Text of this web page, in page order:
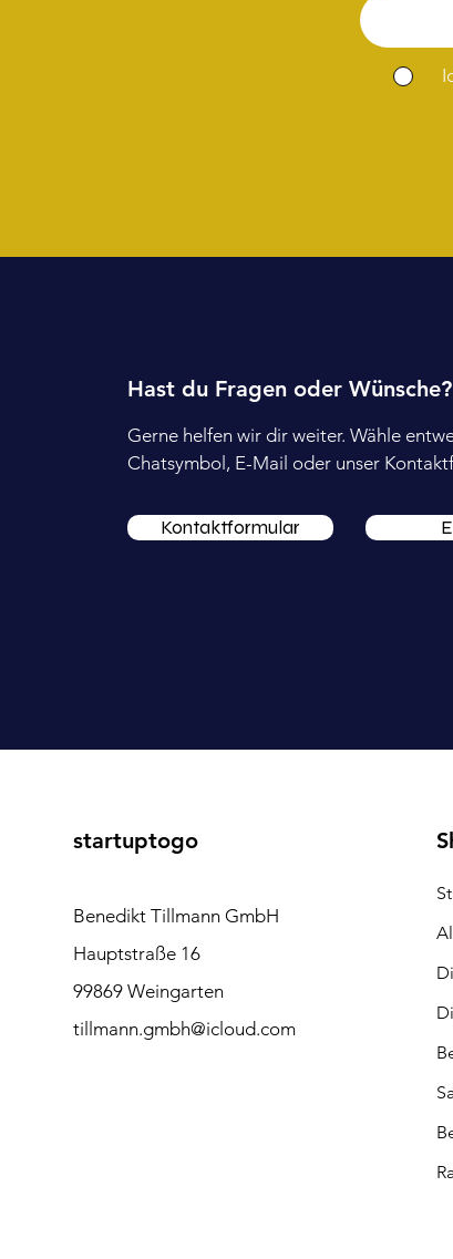
Hast du Fragen oder Wünsche?
Gerne helfen wir dir weiter. Wähle
Chatsymbol, E-Mail oder unser
Kontaktformular
startuptogo
Benedikt Tillmann GmbH
Hauptstraße 16
99869 Weingarten
tillmann.gmbh@icloud.com